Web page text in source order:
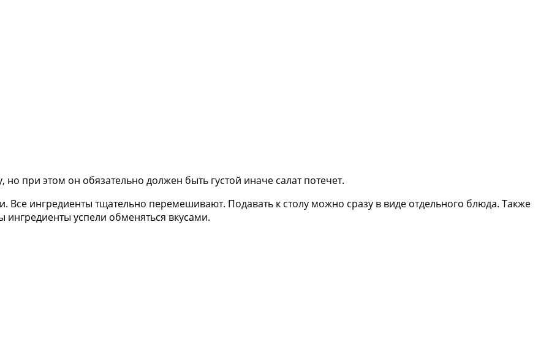
при этом он обязательно должен быть густой иначе салат потечет.
Все ингредиенты тщательно перемешивают. Подавать к столу можно сразу в виде отдельного блюда. Также
ингредиенты успели обменяться вкусами.